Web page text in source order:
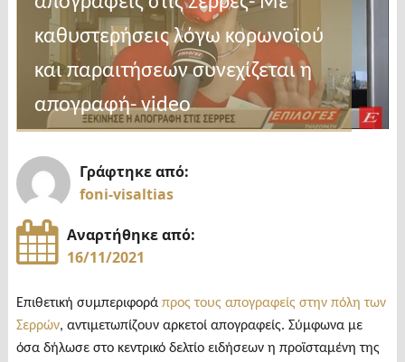
καθυστερήσεις λόγω κορωνοϊού
και παραιτήσεων συνεχίζεται η
απογραφή- video
Γράφτηκε από:
foni-visaltias
Αναρτήθηκε από:
16/11/2021
Επιθετική συμπεριφοράπρος τους απογραφείς στην πόλη των
Σερρών, αντιμετωπίζουν αρκετοί απογραφείς. Σύμφωνα με
όσα δήλωσε στο κεντρικό δελτίο ειδήσεων η προϊσταμένη της